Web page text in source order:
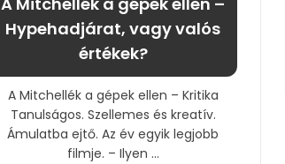
Hypehadjárat, vagy valós
értékek?
A Mitchellék a gépek ellen – Kritika
Tanulságos. Szellemes és kreatív.
Ámulatba ejtő. Az év egyik legjobb
filmje. – Ilyen ...